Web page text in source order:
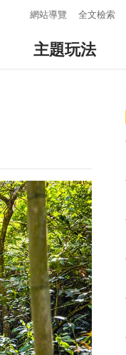
網站導覽 全文檢索
主題玩法